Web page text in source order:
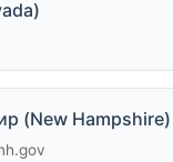
(New Hampshire)